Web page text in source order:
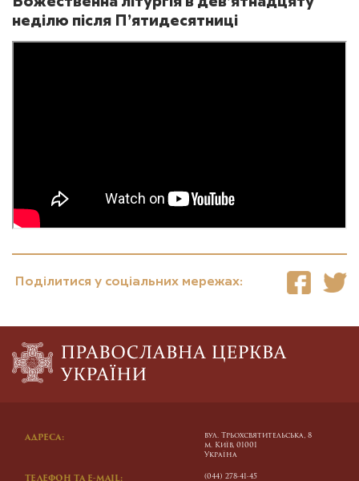
неділю після П’ятидесятниці
Поділитися у соціальних мережах:
АДРЕСА:
вул. Трьохсвятительська, 8
м. Київ, 01001
Україна
ТЕЛЕФОН ТА E-MAIL: (044) 278-41-45